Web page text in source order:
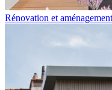
Rénovation et